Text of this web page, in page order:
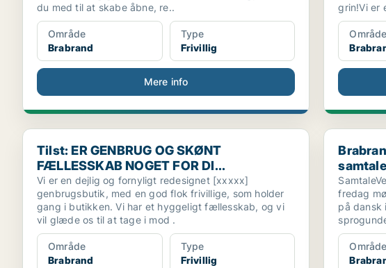
du med til at skabe åbne, re..
Område
Brabrand
Type
Frivillig
Mere info
grin!Vi er
Område
Tilst: ER GENBRUG OG SKØNT FÆLLESSKAB NOGET FOR DI...
Tilst: ER GENBRUG OG SKØNT
FÆLLESSKAB NOGET FOR DI...
Vi er en dejlig og fornyligt redesignet [xxxxx]
genbrugsbutik, med en god flok frivillige, som holder
gang i butikken. Vi har et hyggeligt fællesskab, og vi
vil glæde os til at tage i mod .
Område
Brabrand
Type
Frivillig
Brabrand:
fredag
på dansk
Område